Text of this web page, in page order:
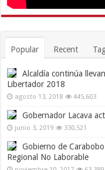
Popular Recent
Alcaldía continúa
Libertador 2018
agosto 13, 2018 445,603
Gobernador Lacava
junio 3, 2019 330,521
Gobierno de
Regional No Laborable